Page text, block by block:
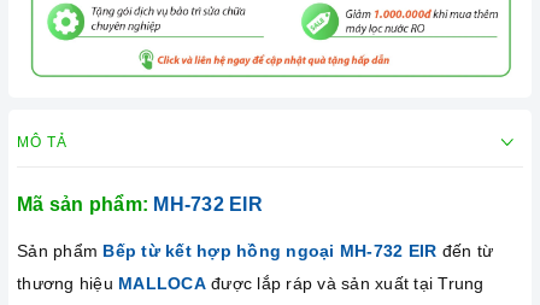
MÔ TẢ
Mã sản phẩm: MH-732 EIR
Sản phẩm Bếp từ kết hợp hồng ngoại MH-732 EIR đến từ
thương hiệu MALLOCAđược lắp ráp và sản xuất tại Trung